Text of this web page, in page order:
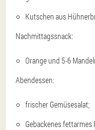
Kutschen aus
Nachmittagssnack:
Orange und 5-6
Abendessen:
frischer Gemüsesalat;
Gebackenes